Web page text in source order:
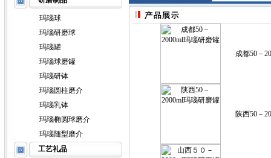
玛瑙球
玛瑙研磨球
玛瑙罐
玛瑙球磨罐
玛瑙研钵
玛瑙圆柱磨介
玛瑙乳钵
玛瑙椭圆球磨介
玛瑙随型磨介
工艺礼品
成都50－
陕西50－